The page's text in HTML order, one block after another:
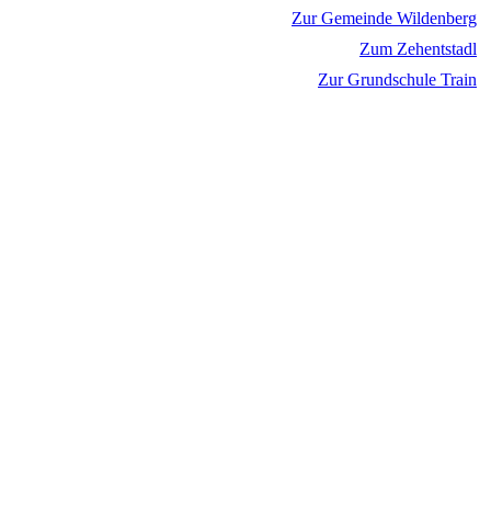
Zur Gemeinde Wildenberg
Zum Zehentstadl
Zur Grundschule Train